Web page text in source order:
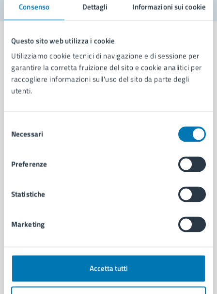
Consenso Dettagli Informazioni sui cookie
Questo sito web utilizza i cookie
Utilizziamo cookie tecnici di navigazione e di sessione per
garantire la corretta fruizione del sito e cookie analitici per
raccogliere informazioni sull'uso del sito da parte degli
utenti.
delNecessari
Preferenze
Statistiche
Marketing
Accetta tutti
Comune di Napoli
Organi di governo
Enti e fondazioni
Personale amministrativo
Documenti e dati
Ambiente
Autorizzazioni